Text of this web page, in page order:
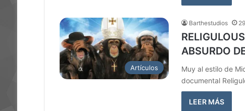
Artículos
Barthestudios
ABSURDO
Muy al estilo de
documental
LEER MÁS